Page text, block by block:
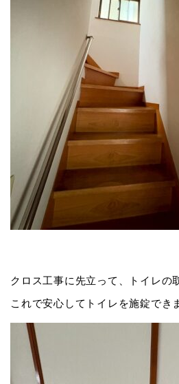
クロス工事に先立って、トイレの
これで安心してトイレを施錠でき